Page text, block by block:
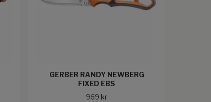
GERBER RANDY NEWBERG
FIXED EBS
969 kr